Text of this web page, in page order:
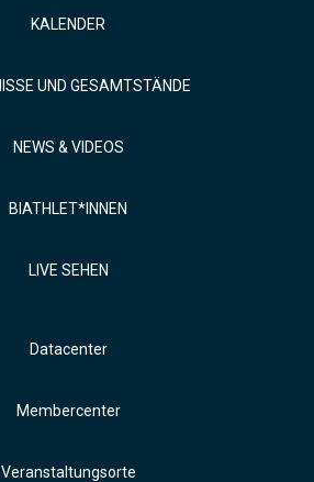
KALENDER
UND GESAMTSTÄNDE
NEWS & VIDEOS
BIATHLET*INNEN
LIVE SEHEN
Datacenter
Membercenter
Veranstaltungsorte